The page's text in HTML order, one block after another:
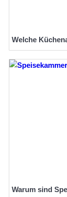
Welche
Warum sind